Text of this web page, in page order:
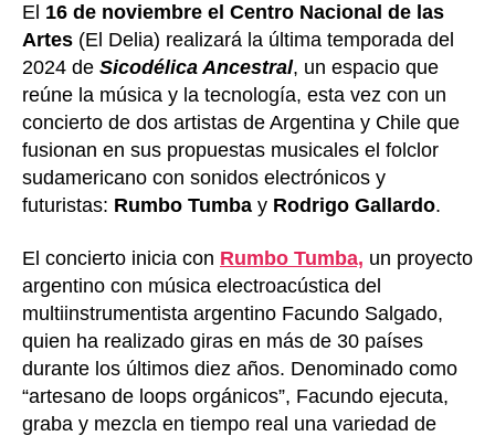
El 16 de noviembre el Centro Nacional de las
Artes (El Delia) realizará la última temporada del
2024 de Sicodélica Ancestral, un espacio que
reúne la música y la tecnología, esta vez con un
concierto de dos artistas de Argentina y Chile que
fusionan en sus propuestas musicales el folclor
sudamericano con sonidos electrónicos y
futuristas: Rumbo Tumba y Rodrigo Gallardo.
El concierto inicia con Rumbo Tumba, un proyecto
argentino con música electroacústica del
multiinstrumentista argentino Facundo Salgado,
quien ha realizado giras en más de 30 países
durante los últimos diez años. Denominado como
“artesano de loops orgánicos”, Facundo ejecuta,
graba y mezcla en tiempo real una variedad de